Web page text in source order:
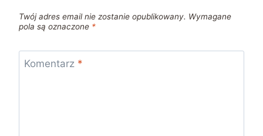
Twój adres email nie zostanie opublikowany. Wymagane
pola są oznaczone *
Komentarz *